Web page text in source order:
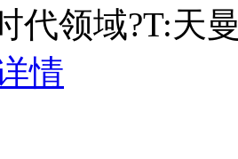
代领域?T:天
情